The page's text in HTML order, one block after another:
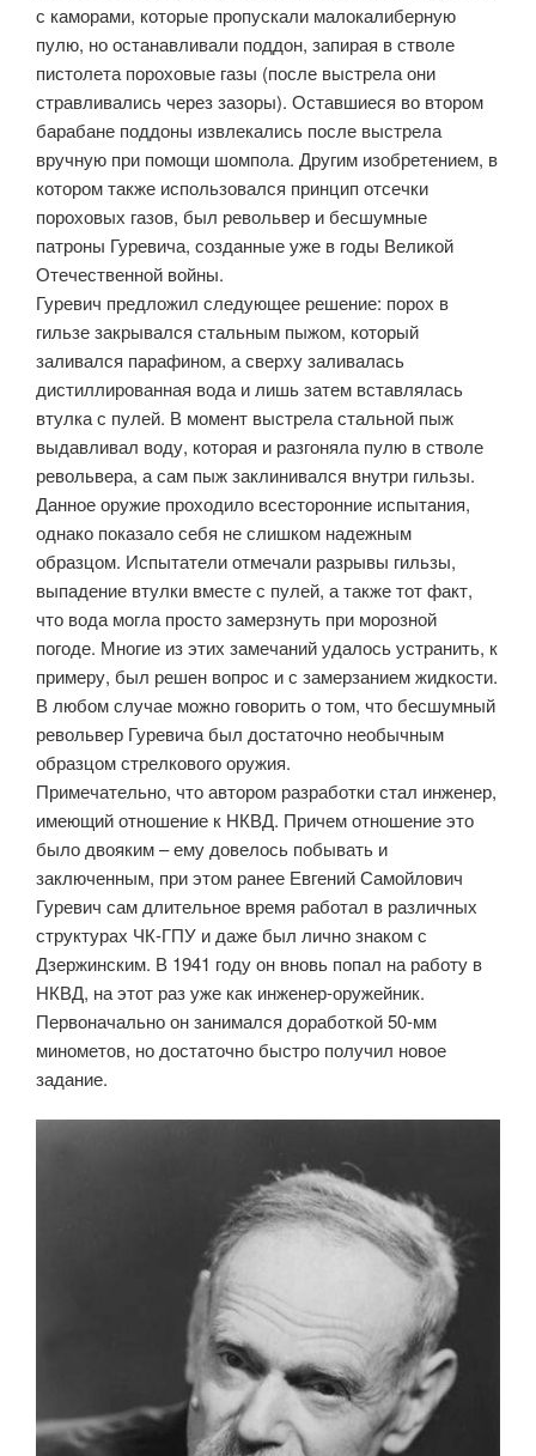
с каморами, которые пропускали малокалиберную
пулю, но останавливали поддон, запирая в стволе
пистолета пороховые газы (после выстрела они
стравливались через зазоры). Оставшиеся во втором
барабане поддоны извлекались после выстрела
вручную при помощи шомпола. Другим изобретением, в
котором также использовался принцип отсечки
пороховых газов, был револьвер и бесшумные
патроны Гуревича, созданные уже в годы Великой
Отечественной войны.
Гуревич предложил следующее решение: порох в
гильзе закрывался стальным пыжом, который
заливался парафином, а сверху заливалась
дистиллированная вода и лишь затем вставлялась
втулка с пулей. В момент выстрела стальной пыж
выдавливал воду, которая и разгоняла пулю в стволе
револьвера, а сам пыж заклинивался внутри гильзы.
Данное оружие проходило всесторонние испытания,
однако показало себя не слишком надежным
образцом. Испытатели отмечали разрывы гильзы,
выпадение втулки вместе с пулей, а также тот факт,
что вода могла просто замерзнуть при морозной
погоде. Многие из этих замечаний удалось устранить, к
примеру, был решен вопрос и с замерзанием жидкости.
В любом случае можно говорить о том, что бесшумный
револьвер Гуревича был достаточно необычным
образцом стрелкового оружия.
Примечательно, что автором разработки стал инженер,
имеющий отношение к НКВД. Причем отношение это
было двояким – ему довелось побывать и
заключенным, при этом ранее Евгений Самойлович
Гуревич сам длительное время работал в различных
структурах ЧК-ГПУ и даже был лично знаком с
Дзержинским. В 1941 году он вновь попал на работу в
НКВД, на этот раз уже как инженер-оружейник.
Первоначально он занимался доработкой 50-мм
минометов, но достаточно быстро получил новое
задание.